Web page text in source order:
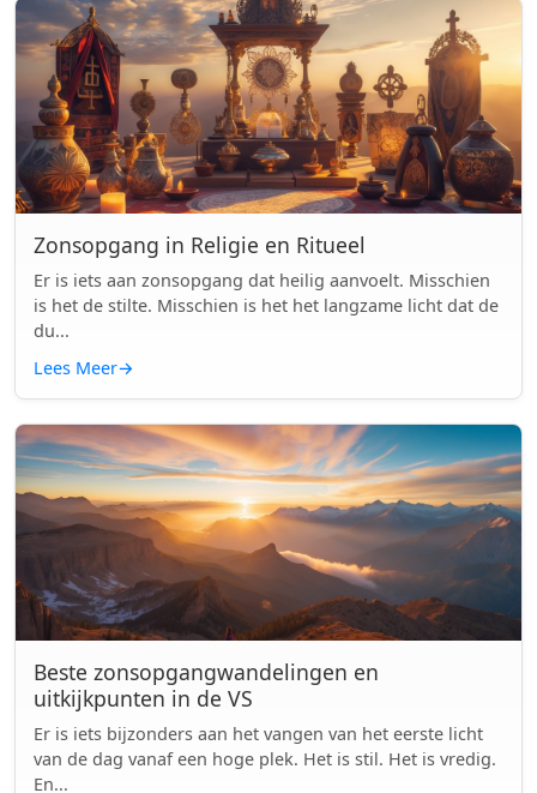
Zonsopgang in Religie en Ritueel
Er is iets aan zonsopgang dat heilig aanvoelt. Misschien
is het de stilte. Misschien is het het langzame licht dat de
du...
Lees Meer→
Beste zonsopgangwandelingen en
uitkijkpunten in de VS
Er is iets bijzonders aan het vangen van het eerste licht
van de dag vanaf een hoge plek. Het is stil. Het is vredig.
En...